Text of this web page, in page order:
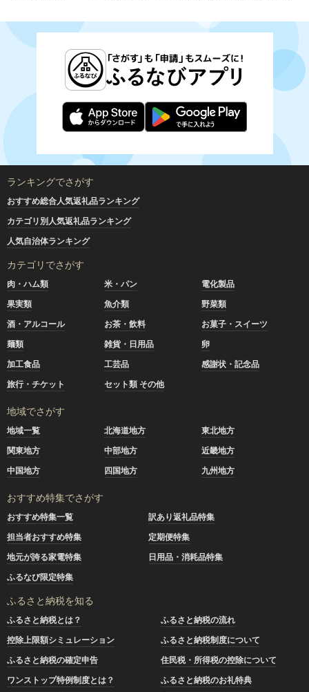
ランキングでさがす
おすすめ総合人気返礼品ランキング
カテゴリ別人気返礼品ランキング
人気自治体ランキング
カテゴリでさがす
肉・ハム類 米・パン
電化製品
果実類
魚介類
野菜類
酒・アルコール
お茶・飲料
お菓子・スイーツ
麺類
雑貨・日用品
卵
加工食品
工芸品
感謝状・記念品
旅行・チケット
セット類 その他
地域でさがす
地域一覧 北海道地方
東北地方
関東地方
中部地方
近畿地方
中国地方
四国地方 九州地方
おすすめ特集でさがす
おすすめ特集一覧
訳あり返礼品特集
担当者おすすめ特集
定期便特集
地元が誇る家電特集
日用品・消耗品特集
ふるなび限定特集
ふるさと納税を知る
ふるさと納税とは？
ふるさと納税の流れ
控除上限額シミュレーション
ふるさと納税制度について
ふるさと納税の確定申告
住民税・所得税の控除について
ワンストップ特例制度とは？
ふるさと納税のお礼特典